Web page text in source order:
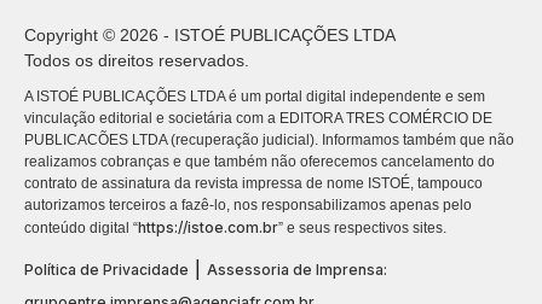
Copyright © 2026 - ISTOÉ PUBLICAÇÕES LTDA
Todos os direitos reservados.
A ISTOÉ PUBLICAÇÕES LTDA é um portal digital independente e sem
vinculação editorial e societária com a EDITORA TRES COMÉRCIO DE
PUBLICACÕES LTDA (recuperação judicial). Informamos também que não
realizamos cobranças e que também não oferecemos cancelamento do
contrato de assinatura da revista impressa de nome ISTOÉ, tampouco
autorizamos terceiros a fazê-lo, nos responsabilizamos apenas pelo
conteúdo digital “https://istoe.com.br” e seus respectivos sites.
Política de Privacidade
Assessoria de Imprensa: